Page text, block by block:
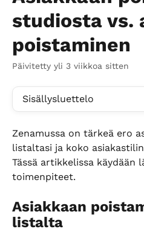
studiosta vs.
poistaminen
Päivitetty yli 3 viikkoa sitten
Sisällysluettelo
Zenamussa on tärkeä ero
listaltasi ja koko
Tässä artikkelissa käydään
toimenpiteet.
Asiakkaan
listalta